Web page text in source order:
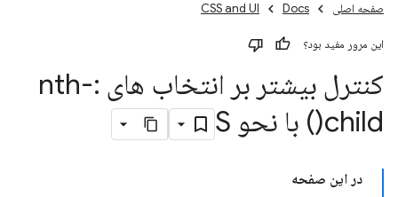
صفحه اصلی Docs
CSS and UI
این مرور مفید بود؟
کنترل بیشتر بر انتخاب های :nth-
child( ) با نحو S
در این صفحه